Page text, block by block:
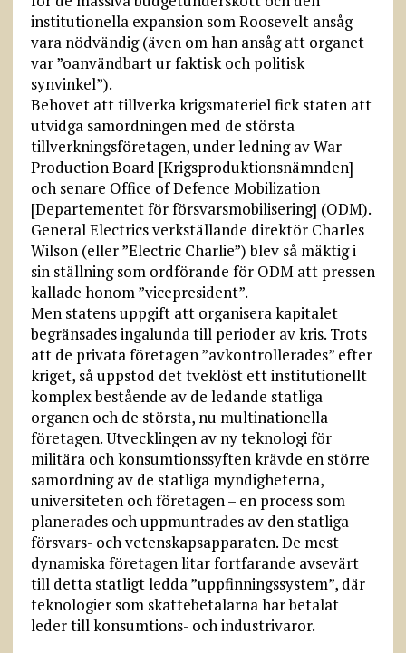
institutionella expansion som Roosevelt ansåg
vara nödvändig (även om han ansåg att organet
var ”oanvändbart ur faktisk och politisk
synvinkel”).
Behovet att tillverka krigsmateriel fick staten att
utvidga samordningen med de största
tillverkningsföretagen, under ledning av War
Production Board [Krigsproduktionsnämnden]
och senare Office of Defence Mobilization
[Departementet för försvarsmobilisering] (ODM).
General Electrics verkställande direktör Charles
Wilson (eller ”Electric Charlie”) blev så mäktig i
sin ställning som ordförande för ODM att pressen
kallade honom ”vicepresident”.
Men statens uppgift att organisera kapitalet
begränsades ingalunda till perioder av kris. Trots
att de privata företagen ”avkontrollerades” efter
kriget, så uppstod det tveklöst ett institutionellt
komplex bestående av de ledande statliga
organen och de största, nu multinationella
företagen. Utvecklingen av ny teknologi för
militära och konsumtionssyften krävde en större
samordning av de statliga myndigheterna,
universiteten och företagen – en process som
planerades och uppmuntrades av den statliga
försvars- och vetenskapsapparaten. De mest
dynamiska företagen litar fortfarande avsevärt
till detta statligt ledda ”uppfinningssystem”, där
teknologier som skattebetalarna har betalat
leder till konsumtions- och industrivaror.